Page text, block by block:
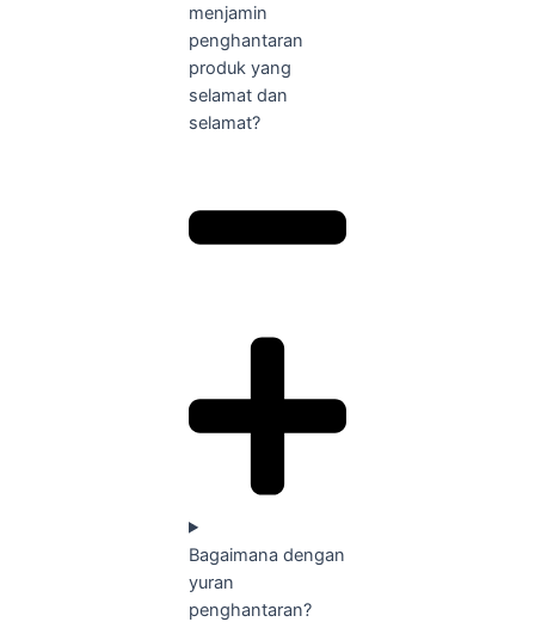
menjamin
penghantaran
produk yang
selamat dan
selamat?
Bagaimana dengan
yuran
penghantaran?